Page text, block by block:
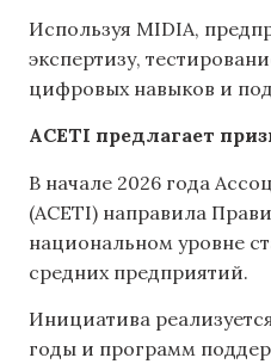
Используя MIDIA,
экспертизу,
цифровых навыков и
ACETI предлагает
В начале 2026 года
(ACETI) направила
национальном уровне
средних предприятий.
Инициатива
годы и программ